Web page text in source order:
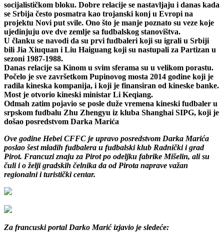
socijalističkom bloku. Dobre relacije se nastavljaju i danas kada
se Srbija često posmatra kao trojanski konj u Evropi na
projektu Novi put svile. Ono što je manje poznato su veze koje
ujedinjuju ove dve zemlje sa fudbalskog stanovištva.
U članku se navodi da su prvi fudbaleri koji su igrali u Srbiji
bili Jia Xiuquan i Liu Haiguang koji su nastupali za Partizan u
sezoni 1987-1988.
Danas relacije sa Kinom u svim sferama su u velikom porastu.
Počelo je sve završetkom Pupinovog mosta 2014 godine koji je
radila kineska kompanija, i koji je finansiran od kineske banke.
Most je otvorio kineski ministar Li Keqiang.
Odmah zatim pojavio se posle duže vremena kineski fudbaler u
srpskom fudbalu Zhu Zhengyu iz kluba Shanghai SIPG, koji je
došao posredstvom Darka Marića
Ove godine Hebei CFFC je upravo posredstvom Darka Marića
poslao šest mladih fudbalera u fudbalski klub Radnički i grad
Pirot. Francuzi znaju za Pirot po odeljku fabrike Mišelin, ali su
čuli i o želji gradskih čelnika da od Pirota naprave važan
regionalni i turistički centar.
Za francuski portal Darko Marić izjavio je sledeće: